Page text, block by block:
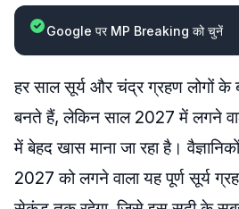
Google पर MP Breaking को चुनें
हर साल सूर्य और चंद्र ग्रहण लोगों के
बनते हैं, लेकिन साल 2027 में लगने
में बेहद खास माना जा रहा है।
2027 को लगने वाला यह पूर्ण सूर्य